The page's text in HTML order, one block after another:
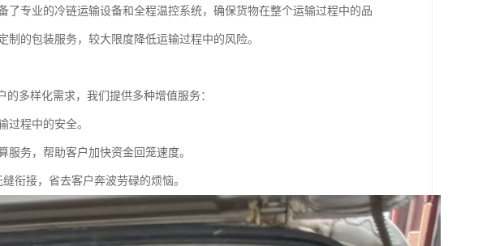
专业的冷链运输设备和全程温控系统，确保货物在整个运输过程中的品
的包装服务，较大限度降低运输过程中的风险。
多样化需求，我们提供多种增值服务：
过程中的安全。
服务，帮助客户加快资金回笼速度。
衔接，省去客户奔波劳碌的烦恼。